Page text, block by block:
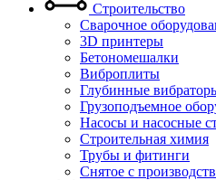
Строительство
Сварочное
3D принтеры
Бетономешалки
Виброплиты
Глубинные
Грузоподъемное
Насосы и насосные
Строительная химия
Трубы и фитинги
Снятое с